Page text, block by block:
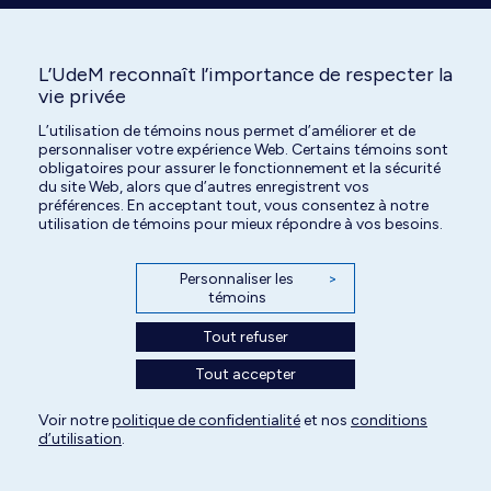
Tous droits réservés | Centre hospitalier universitaire vétérinaire de l'Université
de Montréal | 2026
Paramètres des témoins
L’UdeM reconnaît l’importance de respecter la
vie privée
L’utilisation de témoins nous permet d’améliorer et de
personnaliser votre expérience Web. Certains témoins sont
obligatoires pour assurer le fonctionnement et la sécurité
du site Web, alors que d’autres enregistrent vos
préférences. En acceptant tout, vous consentez à notre
utilisation de témoins pour mieux répondre à vos besoins.
Personnaliser les
témoins
>
Tout refuser
Tout accepter
Voir notrepolitique de confidentialitéet nos conditions
d’utilisation.